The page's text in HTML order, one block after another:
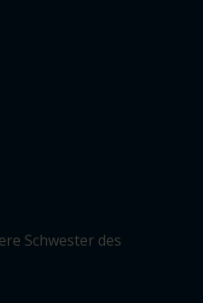
Schwester des